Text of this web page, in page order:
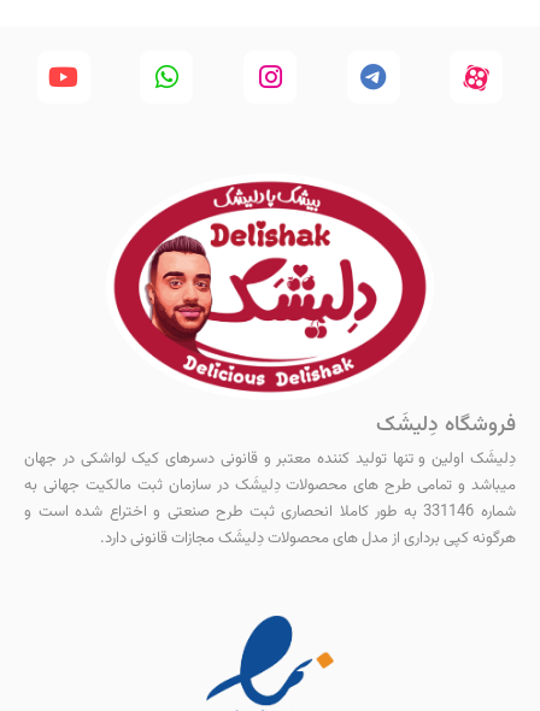
فروشگاه دِلیشَک
دِلیشَک اولین و‌ تنها تولید کننده معتبر و قانونی دسرهای کیک لواشکی در جهان
میباشد و تمامی طرح های محصولات دِلیشَک در سازمان ثبت مالکیت جهانی به
شماره 331146 به طور کاملا انحصاری ثبت طرح صنعتی و اختراع شده است و
هرگونه کپی برداری از مدل های محصولات دِلیشَک مجازات قانونی دارد.